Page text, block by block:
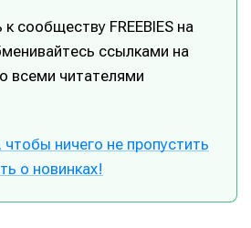
сообществу FREEBIES на
ссылками на
всеми читателями
ничего не пропустить
о новинках!